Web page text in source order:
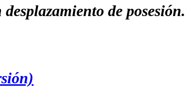
de posesión.